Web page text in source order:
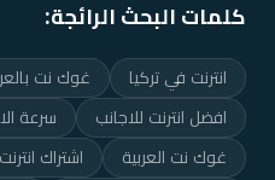
كلمات البحث الرائجة:
انترنت في تركيا غوك نت
افضل انترنت للاجانب سرعة
غوك نت العربية اشتراك